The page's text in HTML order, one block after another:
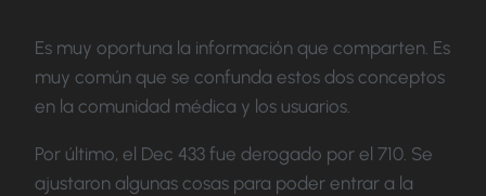
Es muy oportuna la información que comparten. Es
muy común que se confunda estos dos conceptos
en la comunidad médica y los usuarios.
Por último, el Dec 433 fue derogado por el 710. Se
ajustaron algunas cosas para poder entrar a la